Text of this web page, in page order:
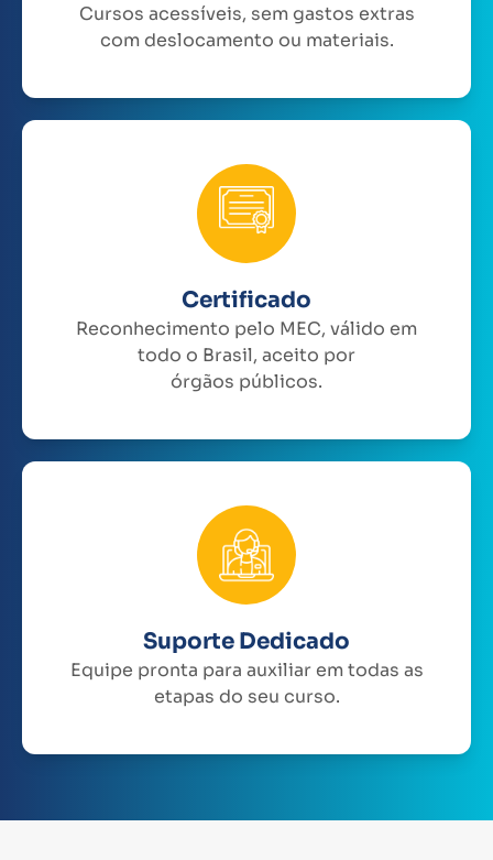
Cursos acessíveis, sem gastos extras
com deslocamento ou materiais.
Certificado
Reconhecimento pelo MEC, válido em
todo o Brasil, aceito por
órgãos públicos.
Suporte Dedicado
Equipe pronta para auxiliar em todas as
etapas do seu curso.